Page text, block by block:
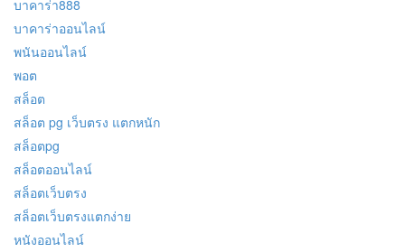
บาคาร่า888
บาคาร่าออนไลน์
พนันออนไลน์
พอต
สล็อต
สล็อต pg เว็บตรง แตกหนัก
สล็อตpg
สล็อตออนไลน์
สล็อตเว็บตรง
สล็อตเว็บตรงแตกง่าย
หนังออนไลน์